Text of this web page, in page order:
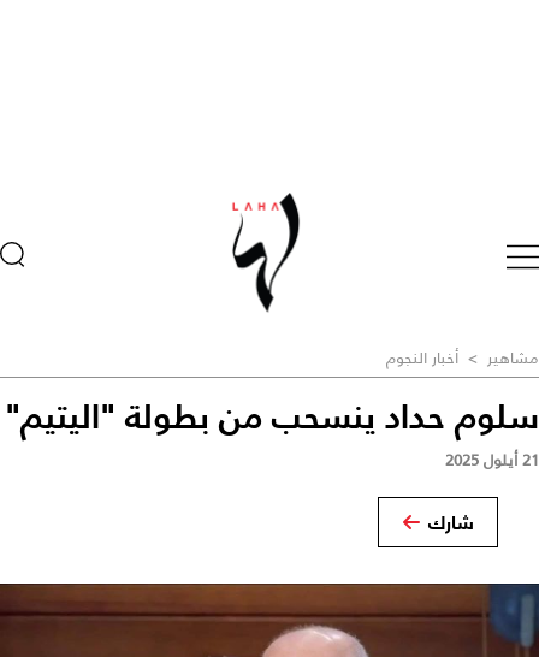
مشاهير > أخبار النجوم
سلوم حداد ينسحب من بطولة "اليتيم"
21 أيلول 2025
شارك